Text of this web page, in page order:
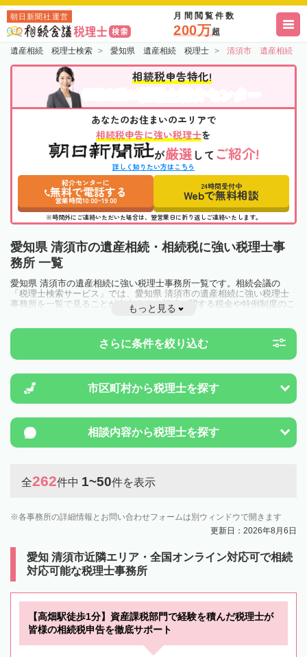
朝日新聞社運営 月間閲覧件数
200万超
遺産相続 税理士検索 愛知県 遺産相続 税理士 清須市 遺産相続
相続税申告特化!
あなたのお住まいのエリアで
相続税申告に強い税理士を
が厳選 して ご紹介!
詳しく知りたい方はこちら
紹介センターに
無料で電話する
営業時間10:00~19:00
24時間受付中
Webで無料相談
※時間外にご連絡いただいた場合は、翌営業日に折り返しご連絡いたします。
愛知県 清須市の遺産相続・相続税に強い税理士事
務所 一覧
愛知県 清須市の遺産相続に強い税理士事務所一覧です。相続会議の
「税理士検索サービス」では、愛知県 清須市の遺産相続に強い税理士
事務所を一覧で見ることが出来ます。相続に関する税金や特例制度のこ
とは一度近隣の税理士に相談してみましょう。
もっと見る
さらに条件を絞り込む
市区町村から税理士を探す
相談内容から税理士を探す
全262件中 1~50件を表示
各事務所の詳細情報とお問い合わせフォームは別ウィンドウで開きます
更新日：2026年8月6日
愛知 清須市近隣エリア・全国オンライン対応可で相続
対応可能な税理士事務所
【高畑駅徒歩1分】資産課税部門で経験を積んだ税理士が
皆様の相続税申告を徹底サポート